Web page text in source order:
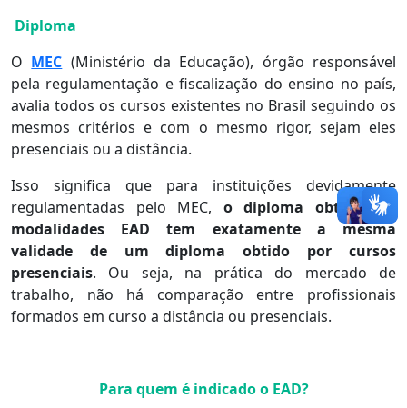
Diploma
O MEC (Ministério da Educação), órgão responsável
pela regulamentação e fiscalização do ensino no país,
avalia todos os cursos existentes no Brasil seguindo os
mesmos critérios e com o mesmo rigor, sejam eles
presenciais ou a distância.
Isso significa que para instituições devidamente
regulamentadas pelo MEC, o diploma obtido em
modalidades EAD tem exatamente a mesma
validade de um diploma obtido por cursos
presenciais. Ou seja, na prática do mercado de
trabalho, não há comparação entre profissionais
formados em curso a distância ou presenciais.
Para quem é indicado o EAD?